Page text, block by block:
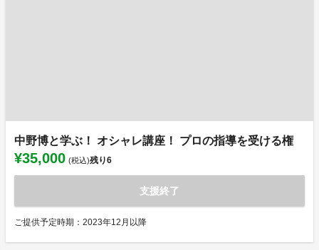
中野博と学ぶ！ オシャレ講座！ プロの指導を受ける権
¥35,000 (税込)残り6
支援終了
ご提供予定時期：2023年12月以降